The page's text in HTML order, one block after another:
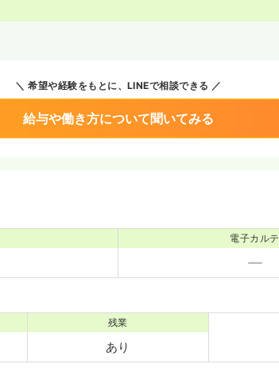
希望や経験をもとに、LINEで相談できる
給与や働き方について聞いてみる
電子カルテ
残業
あり